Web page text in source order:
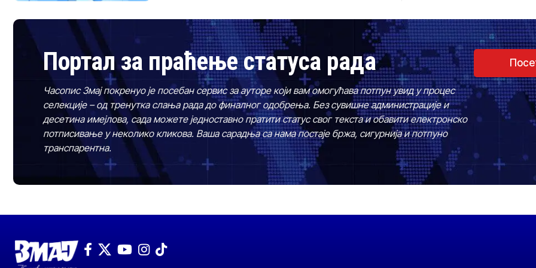
Портал за праћење статуса рада
Часопис Змај покренуо је посебан сервис за ауторе који вам омогућава потпун увид у процес
селекције – од тренутка слања рада до финалног одобрења. Без сувишне администрације и
десетина имејлова, сада можете једноставно пратити статус свог текста и обавити електронско
потписивање у неколико кликова. Ваша сарадња са нама постаје бржа, сигурнија и потпуно
транспарентна.